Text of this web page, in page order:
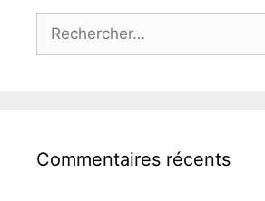
Rechercher :
Commentaires récents